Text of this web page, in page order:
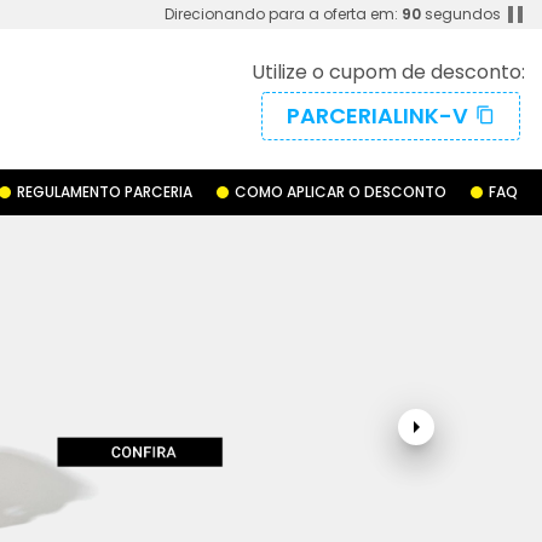
Direcionando para a oferta em: 90 segundos pause
Utilize o cupom de desconto:
PARCERIALINK-V content_copy
REGULAMENTO PARCERIA COMO APLICAR O DESCONTO FAQ
arrow_right